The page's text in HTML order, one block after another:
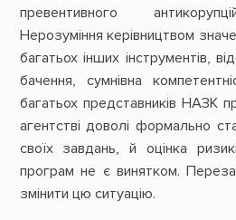
превентивного
Нерозуміння керівництвом
багатьох інших інструментів,
бачення, сумнівна
багатьох представників НАЗК
агентстві доволі формально
своїх завдань, й оцінка
програм не є винятком.
змінити цю ситуацію.